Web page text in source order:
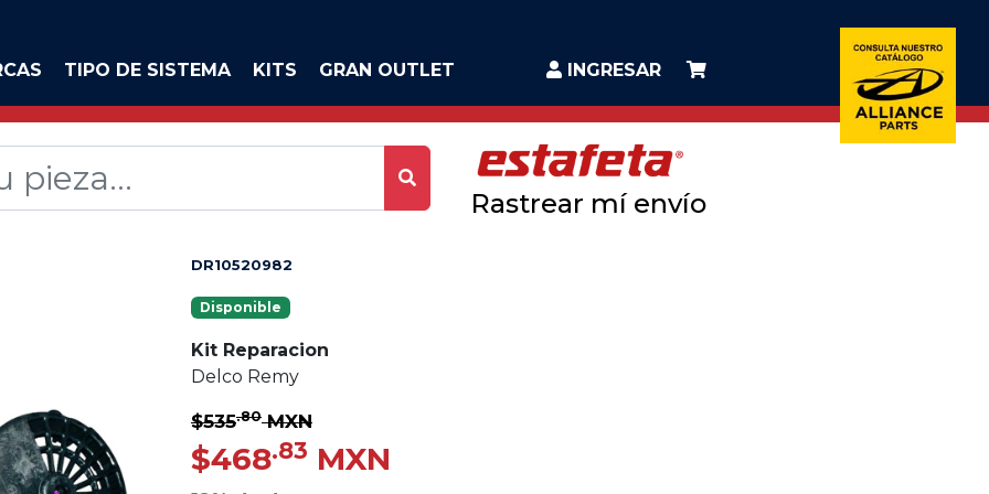
TIPO DE SISTEMA KITS GRAN OUTLET INGRESAR
Rastrear mí envío
DR10520982
Disponible
Kit Reparacion
Delco Remy
$535.80MXN
$468.83 MXN